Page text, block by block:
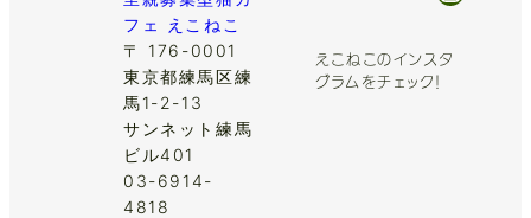
フェ えこねこ
〒 176-0001
東京都練馬区練
馬1-2-13
サンネット練馬
ビル401
03-6914-
4818
えこねこのインスタ
グラムをチェック！